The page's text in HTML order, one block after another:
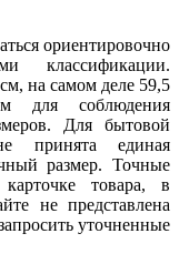
ориентировочно
классификации.
на самом деле 59,5
для соблюдения
Для бытовой
принята единая
размер. Точные
товара, в
не представлена
уточненные